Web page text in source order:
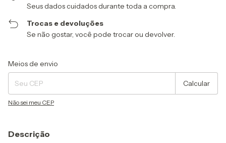
Seus dados cuidados durante toda a compra.
Trocas e devoluções
Se não gostar, você pode trocar ou devolver.
Entregas para o CEP:
Meios de envio
Calcular
Não sei meu CEP
Descrição